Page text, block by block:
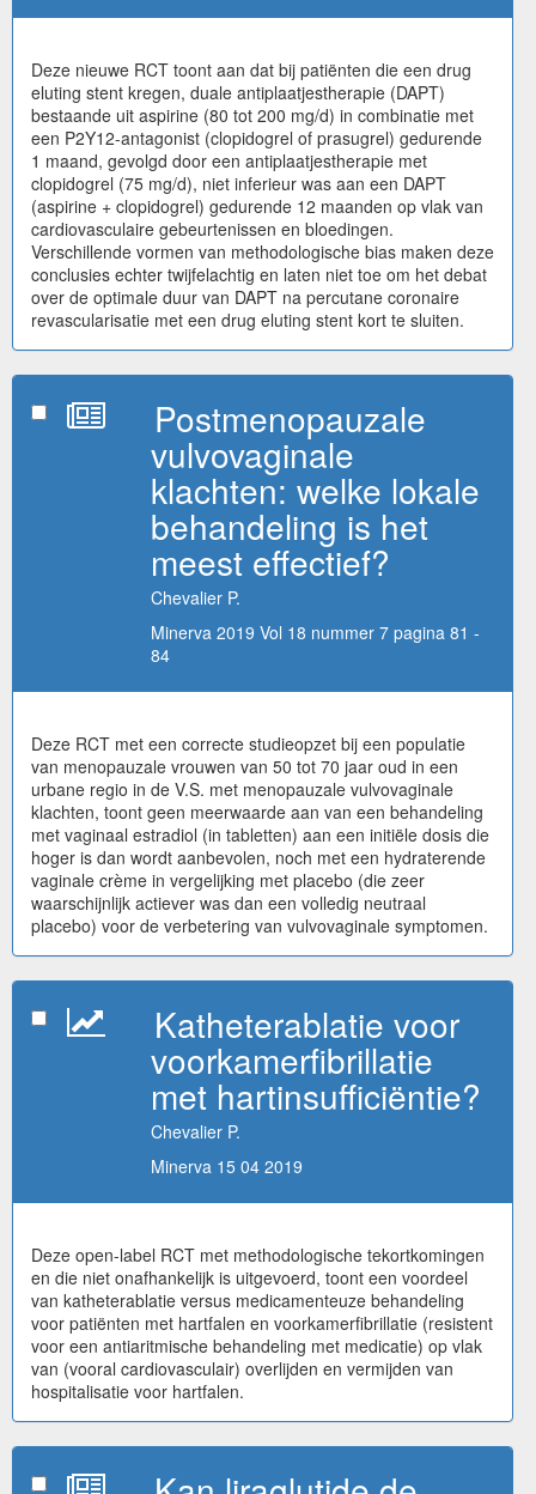
Deze nieuwe RCT toont aan dat bij patiënten die een drug
eluting stent kregen, duale antiplaatjestherapie (DAPT)
bestaande uit aspirine (80 tot 200 mg/d) in combinatie met
een P2Y12-antagonist (clopidogrel of prasugrel) gedurende
1 maand, gevolgd door een antiplaatjestherapie met
clopidogrel (75 mg/d), niet inferieur was aan een DAPT
(aspirine + clopidogrel) gedurende 12 maanden op vlak van
cardiovasculaire gebeurtenissen en bloedingen.
Verschillende vormen van methodologische bias maken deze
conclusies echter twijfelachtig en laten niet toe om het debat
over de optimale duur van DAPT na percutane coronaire
revascularisatie met een drug eluting stent kort te sluiten.
Postmenopauzale
vulvovaginale
klachten: welke lokale
behandeling is het
meest effectief?
Chevalier P.
Minerva 2019 Vol 18 nummer 7 pagina 81 -
84
Deze RCT met een correcte studieopzet bij een populatie
van menopauzale vrouwen van 50 tot 70 jaar oud in een
urbane regio in de V.S. met menopauzale vulvovaginale
klachten, toont geen meerwaarde aan van een behandeling
met vaginaal estradiol (in tabletten) aan een initiële dosis die
hoger is dan wordt aanbevolen, noch met een hydraterende
vaginale crème in vergelijking met placebo (die zeer
waarschijnlijk actiever was dan een volledig neutraal
placebo) voor de verbetering van vulvovaginale symptomen.
Katheterablatie voor
voorkamerfibrillatie
met hartinsufficiëntie?
Chevalier P.
Minerva 15 04 2019
Deze open-label RCT met methodologische tekortkomingen
en die niet onafhankelijk is uitgevoerd, toont een voordeel
van katheterablatie versus medicamenteuze behandeling
voor patiënten met hartfalen en voorkamerfibrillatie (resistent
voor een antiaritmische behandeling met medicatie) op vlak
van (vooral cardiovasculair) overlijden en vermijden van
hospitalisatie voor hartfalen.